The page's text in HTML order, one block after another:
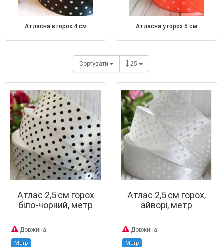
атласна в горох 4 см атласна у горох 5 см
Сортувати 25
Атлас 2,5 см горох
біло-чорний, метр
Довжина
Метр
Атлас 2,5 см горох,
айворі, метр
Довжина
Метр